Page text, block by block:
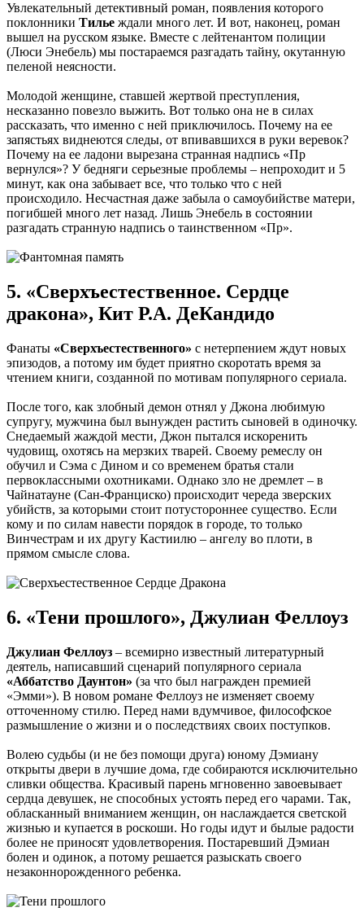
Увлекательный детективный роман, появления которого
поклонники Тилье ждали много лет. И вот, наконец, роман
вышел на русском языке. Вместе с лейтенантом полиции
(Люси Энебель) мы постараемся разгадать тайну, окутанную
пеленой неясности.
Молодой женщине, ставшей жертвой преступления,
несказанно повезло выжить. Вот только она не в силах
рассказать, что именно с ней приключилось. Почему на ее
запястьях виднеются следы, от впивавшихся в руки веревок?
Почему на ее ладони вырезана странная надпись «Пр
вернулся»? У бедняги серьезные проблемы – непроходит и 5
минут, как она забывает все, что только что с ней
происходило. Несчастная даже забыла о самоубийстве матери,
погибшей много лет назад. Лишь Энебель в состоянии
разгадать странную надпись о таинственном «Пр».
5. «Сверхъестественное. Сердце
дракона», Кит Р.А. ДеКандидо
Фанаты «Сверхъестественного» с нетерпением ждут новых
эпизодов, а потому им будет приятно скоротать время за
чтением книги, созданной по мотивам популярного сериала.
После того, как злобный демон отнял у Джона любимую
супругу, мужчина был вынужден растить сыновей в одиночку.
Снедаемый жаждой мести, Джон пытался искоренить
чудовищ, охотясь на мерзких тварей. Своему ремеслу он
обучил и Сэма с Дином и со временем братья стали
первоклассными охотниками. Однако зло не дремлет – в
Чайнатауне (Сан-Франциско) происходит череда зверских
убийств, за которыми стоит потустороннее существо. Если
кому и по силам навести порядок в городе, то только
Винчестрам и их другу Кастиилю – ангелу во плоти, в
прямом смысле слова.
6. «Тени прошлого», Джулиан Феллоуз
Джулиан Феллоуз – всемирно известный литературный
деятель, написавший сценарий популярного сериала
«Аббатство Даунтон» (за что был награжден премией
«Эмми»). В новом романе Феллоуз не изменяет своему
отточенному стилю. Перед нами вдумчивое, философское
размышление о жизни и о последствиях своих поступков.
Волею судьбы (и не без помощи друга) юному Дэмиану
открыты двери в лучшие дома, где собираются исключительно
сливки общества. Красивый парень мгновенно завоевывает
сердца девушек, не способных устоять перед его чарами. Так,
обласканный вниманием женщин, он наслаждается светской
жизнью и купается в роскоши. Но годы идут и былые радости
более не приносят удовлетворения. Постаревший Дэмиан
болен и одинок, а потому решается разыскать своего
незаконнорожденного ребенка.